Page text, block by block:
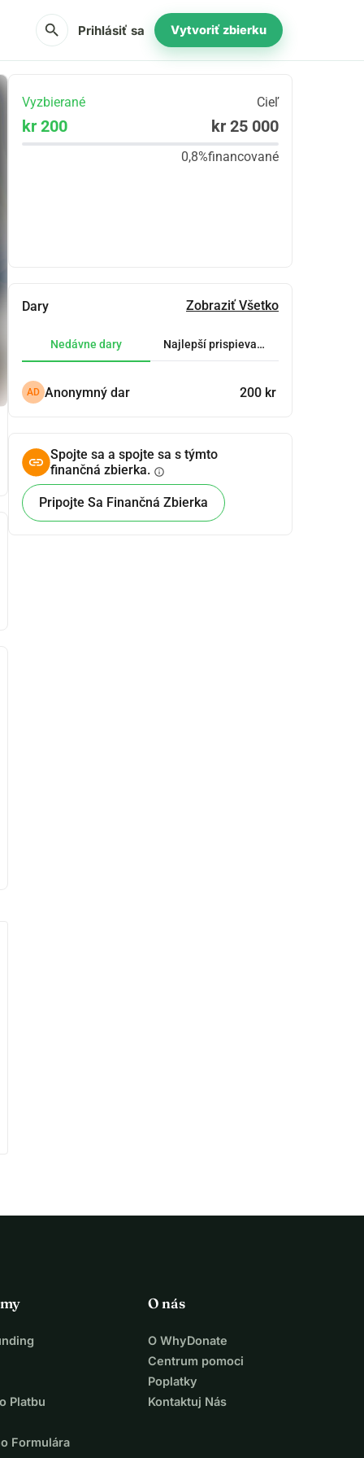
search Prihlásiť sa Vytvoriť zbierku
Vyzbierané Cieľ
kr 200 kr 25 000
0,8%financované
Dary Zobraziť Všetko
Nedávne dary Najlepší prispievatelia.
AD Anonymný dar 200 kr
Spojte sa a spojte sa s týmto
finančná zbierka. info
Pripojte Sa Finančná Zbierka
Platbu
Formulára
O nás
O WhyDonate
Centrum pomoci
Poplatky
Kontaktuj Nás